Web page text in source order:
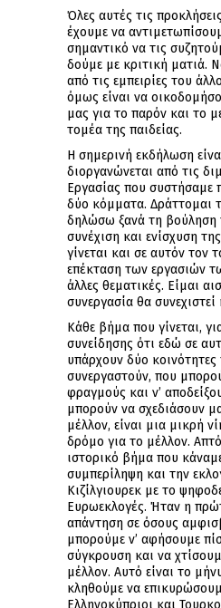
Όλες αυτές τις
έχουμε να
σημαντικό να τις
δούμε με κριτική ματιά.
από τις εμπειρίες του
όμως είναι να
μας για το παρόν και το
τομέα της παιδείας.
Η σημερινή εκδήλωση
διοργανώνεται από τις
Εργασίας που συστήσαμε
δύο κόμματα. Δράττομαι
δηλώσω ξανά τη βούληση
συνέχιση και ενίσχυση
γίνεται και σε αυτόν τον
επέκταση των εργασιών
άλλες θεματικές. Είμαι
συνεργασία θα συνεχιστεί
Κάθε βήμα που γίνεται,
συνείδησης ότι εδώ σε
υπάρχουν δύο
συνεργαστούν, που
φραγμούς και ν’
μπορούν να σχεδιάσουν
μέλλον, είναι μια μικρή
δρόμο για το μέλλον.
ιστορικό βήμα που
συμπερίληψη και την
Κιζίλγιουρεκ με το
Ευρωεκλογές. Ήταν η
απάντηση σε όσους
μπορούμε ν’ αφήσουμε
σύγκρουση και να
μέλλον. Αυτό είναι το
κληθούμε να